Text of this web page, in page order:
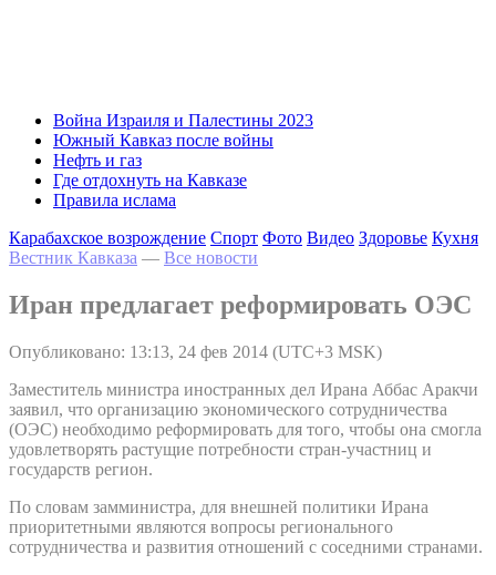
Война Израиля и Палестины 2023
Южный Кавказ после войны
Нефть и газ
Где отдохнуть на Кавказе
Правила ислама
Карабахское возрождение Спорт Фото Видео Здоровье Кухня
Вестник Кавказа — Все новости
Иран предлагает реформировать ОЭС
Опубликовано: 13:13, 24 фев 2014 (UTC+3 MSK)
Заместитель министра иностранных дел Ирана Аббас Аракчи
заявил, что организацию экономического сотрудничества
(ОЭС) необходимо реформировать для того, чтобы она смогла
удовлетворять растущие потребности стран-участниц и
государств регион.
По словам замминистра, для внешней политики Ирана
приоритетными являются вопросы регионального
сотрудничества и развития отношений с соседними странами.